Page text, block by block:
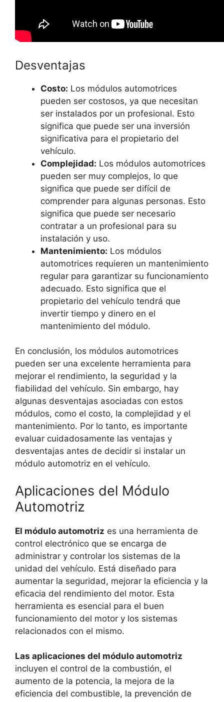
Desventajas
Costo: Los módulos automotrices
pueden ser costosos, ya que necesitan
ser instalados por un profesional. Esto
significa que puede ser una inversión
significativa para el propietario del
vehículo.
Complejidad: Los módulos automotrices
pueden ser muy complejos, lo que
significa que puede ser difícil de
comprender para algunas personas. Esto
significa que puede ser necesario
contratar a un profesional para su
instalación y uso.
Mantenimiento: Los módulos
automotrices requieren un mantenimiento
regular para garantizar su funcionamiento
adecuado. Esto significa que el
propietario del vehículo tendrá que
invertir tiempo y dinero en el
mantenimiento del módulo.
En conclusión, los módulos automotrices
pueden ser una excelente herramienta para
mejorar el rendimiento, la seguridad y la
fiabilidad del vehículo. Sin embargo, hay
algunas desventajas asociadas con estos
módulos, como el costo, la complejidad y el
mantenimiento. Por lo tanto, es importante
evaluar cuidadosamente las ventajas y
desventajas antes de decidir si instalar un
módulo automotriz en el vehículo.
Aplicaciones del Módulo
Automotriz
El módulo automotriz es una herramienta de
control electrónico que se encarga de
administrar y controlar los sistemas de la
unidad del vehículo. Está diseñado para
aumentar la seguridad, mejorar la eficiencia y la
eficacia del rendimiento del motor. Esta
herramienta es esencial para el buen
funcionamiento del motor y los sistemas
relacionados con el mismo.
Las aplicaciones del módulo automotriz
incluyen el control de la combustión, el
aumento de la potencia, la mejora de la
eficiencia del combustible, la prevención de